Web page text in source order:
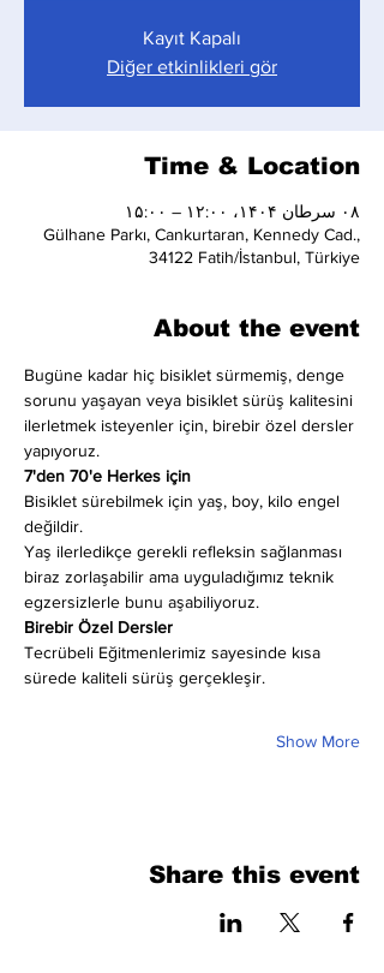
Kayıt Kapalı
Diğer etkinlikleri gör
Time & Location
۰۸ سرطان ۱۴۰۴، ۱۲:۰۰ – ۱۵:۰۰
Gülhane Parkı, Cankurtaran, Kennedy Cad.,
34122 Fatih/İstanbul, Türkiye
About the event
Bugüne kadar hiç bisiklet sürmemiş, denge
sorunu yaşayan veya bisiklet sürüş kalitesini
ilerletmek isteyenler için, birebir özel dersler
yapıyoruz.
7'den 70'e Herkes için
Bisiklet sürebilmek için yaş, boy, kilo engel
değildir.
Yaş ilerledikçe gerekli refleksin sağlanması
biraz zorlaşabilir ama uyguladığımız teknik
egzersizlerle bunu aşabiliyoruz.
Birebir Özel Dersler
Tecrübeli Eğitmenlerimiz sayesinde kısa
sürede kaliteli sürüş gerçekleşir.
Show More
Share this event